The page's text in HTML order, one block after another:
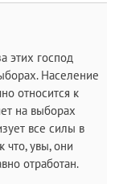
этих господ
Население
относится к
на выборах
все силы в
что, увы, они
отработан.